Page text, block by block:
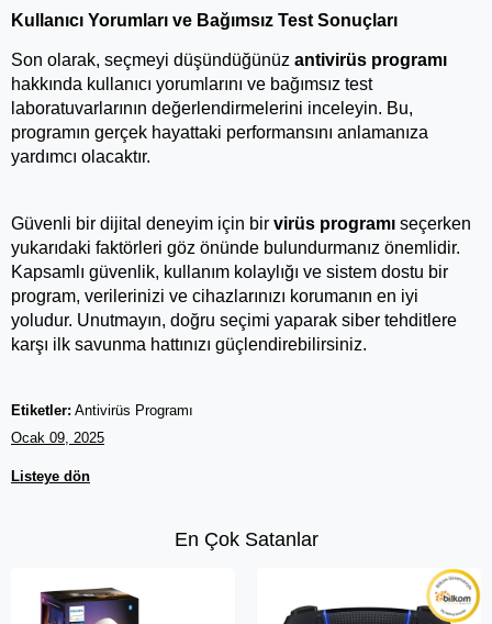
Kullanıcı Yorumları ve Bağımsız Test Sonuçları
Son olarak, seçmeyi düşündüğünüz antivirüs programı
hakkında kullanıcı yorumlarını ve bağımsız test
laboratuvarlarının değerlendirmelerini inceleyin. Bu,
programın gerçek hayattaki performansını anlamanıza
yardımcı olacaktır.
Güvenli bir dijital deneyim için bir virüs programı seçerken
yukarıdaki faktörleri göz önünde bulundurmanız önemlidir.
Kapsamlı güvenlik, kullanım kolaylığı ve sistem dostu bir
program, verilerinizi ve cihazlarınızı korumanın en iyi
yoludur. Unutmayın, doğru seçimi yaparak siber tehditlere
karşı ilk savunma hattınızı güçlendirebilirsiniz.
Etiketler: Antivirüs Programı
Ocak 09, 2025
Listeye dön
En Çok Satanlar